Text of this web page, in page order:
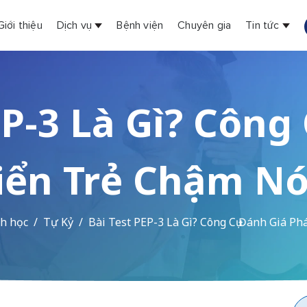
thiệu Dịch vụ Bệnh viện Chuyên gia Tin tức
3 Là Gì? Công
Trẻ Chậm
học Tự Kỷ Bài Test PEP-3 Là Gì? Công Cụ Đánh Giá